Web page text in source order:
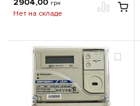
2904,00 грн
Нет на складе